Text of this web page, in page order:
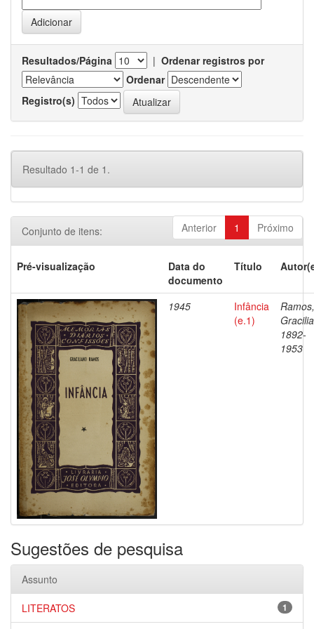
Resultados/Página | Ordenar registros por
Ordenar
Registro(s)
Resultado 1-1 de 1.
Anterior 1 Próximo
Conjunto de itens:
Pré-visualização
Data do
documento
Título
1945
Infância
(e.1)
Ramos,
1892-
1953
Sugestões de pesquisa
Assunto
1
LITERATOS